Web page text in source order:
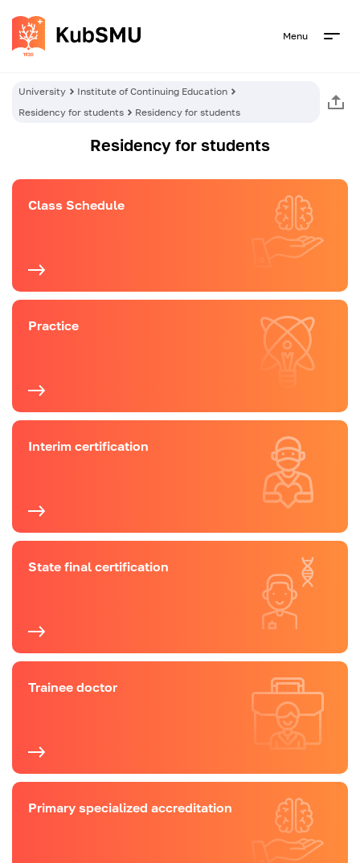
Menu
University
Institute of Continuing Education
Residency for students
Residency for students
Residency for students
Class Schedule
Practice
Interim certification
State final certification
Trainee doctor
Primary specialized accreditation